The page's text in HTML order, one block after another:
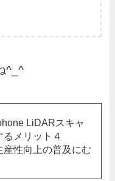
^_^
LiDARスキャ
メリット４
産性向上の普及にむ